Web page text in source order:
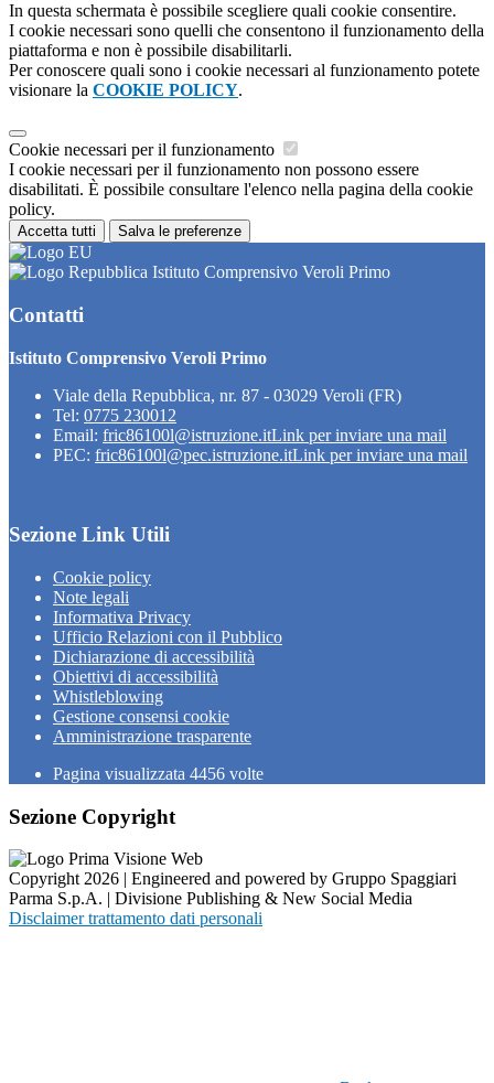
In questa schermata è possibile scegliere quali cookie consentire.
I cookie necessari sono quelli che consentono il funzionamento della
piattaforma e non è possibile disabilitarli.
Per conoscere quali sono i cookie necessari al funzionamento potete
visionare la COOKIE POLICY.
Cookie necessari per il funzionamento
I cookie necessari per il funzionamento non possono essere
disabilitati. È possibile consultare l'elenco nella pagina della cookie
policy.
Accetta tutti Salva le preferenze
Istituto Comprensivo Veroli Primo
Contatti
Istituto Comprensivo Veroli Primo
Viale della Repubblica, nr. 87 - 03029 Veroli (FR)
Tel: 0775 230012
Email: fric86100l@istruzione.itLink per inviare una mail
PEC: fric86100l@pec.istruzione.itLink per inviare una mail
Sezione Link Utili
Cookie policy
Note legali
Informativa Privacy
Ufficio Relazioni con il Pubblico
Dichiarazione di accessibilità
Obiettivi di accessibilità
Whistleblowing
Gestione consensi cookie
Amministrazione trasparente
Pagina visualizzata 4456 volte
Sezione Copyright
Copyright 2026 | Engineered and powered by Gruppo Spaggiari
Parma S.p.A. | Divisione Publishing & New Social Media
Disclaimer trattamento dati personali